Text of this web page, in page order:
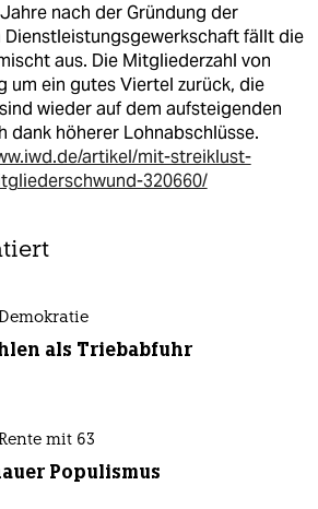
nach der Gründung der
Dienstleistungsgewerkschaft fällt die
aus. Die Mitgliederzahl von
um ein gutes Viertel zurück, die
wieder auf dem aufsteigenden
dank höherer Lohnabschlüsse.
artikel/mit-streiklust-
320660/
als Triebabfuhr
mit 63
Populismus